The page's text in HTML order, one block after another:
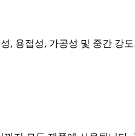
, 용접성, 가공성 및 중간 강